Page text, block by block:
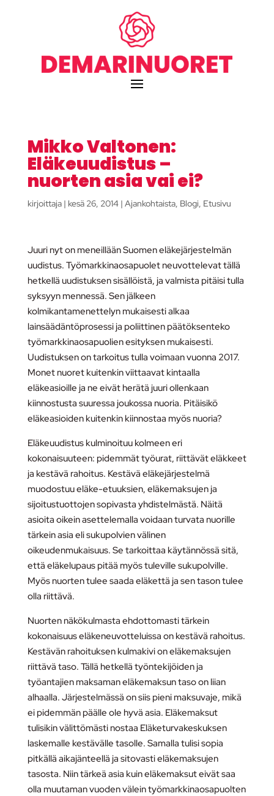
Mikko Valtonen:
Eläkeuudistus –
nuorten asia vai ei?
kirjoittaja | kesä 26, 2014| Ajankohtaista, Blogi, Etusivu
Juuri nyt on meneillään Suomen eläkejärjestelmän
uudistus. Työmarkkinaosapuolet neuvottelevat tällä
hetkellä uudistuksen sisällöistä, ja valmista pitäisi tulla
syksyyn mennessä. Sen jälkeen
kolmikantamenettelyn mukaisesti alkaa
lainsäädäntöprosessi ja poliittinen päätöksenteko
työmarkkinaosapuolien esityksen mukaisesti.
Uudistuksen on tarkoitus tulla voimaan vuonna 2017.
Monet nuoret kuitenkin viittaavat kintaalla
eläkeasioille ja ne eivät herätä juuri ollenkaan
kiinnostusta suuressa joukossa nuoria. Pitäisikö
eläkeasioiden kuitenkin kiinnostaa myös nuoria?
Eläkeuudistus kulminoituu kolmeen eri
kokonaisuuteen: pidemmät työurat, riittävät eläkkeet
ja kestävä rahoitus. Kestävä eläkejärjestelmä
muodostuu eläke-etuuksien, eläkemaksujen ja
sijoitustuottojen sopivasta yhdistelmästä. Näitä
asioita oikein asettelemalla voidaan turvata nuorille
tärkein asia eli sukupolvien välinen
oikeudenmukaisuus. Se tarkoittaa käytännössä sitä,
että eläkelupaus pitää myös tuleville sukupolville.
Myös nuorten tulee saada eläkettä ja sen tason tulee
olla riittävä.
Nuorten näkökulmasta ehdottomasti tärkein
kokonaisuus eläkeneuvotteluissa on kestävä rahoitus.
Kestävän rahoituksen kulmakivi on eläkemaksujen
riittävä taso. Tällä hetkellä työntekijöiden ja
työantajien maksaman eläkemaksun taso on liian
alhaalla. Järjestelmässä on siis pieni maksuvaje, mikä
ei pidemmän päälle ole hyvä asia. Eläkemaksut
tulisikin välittömästi nostaa Eläketurvakeskuksen
laskemalle kestävälle tasolle. Samalla tulisi sopia
pitkällä aikajänteellä ja sitovasti eläkemaksujen
tasosta. Niin tärkeä asia kuin eläkemaksut eivät saa
olla muutaman vuoden välein työmarkkinaosapuolten